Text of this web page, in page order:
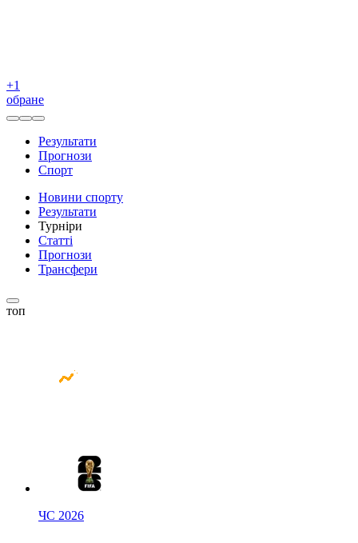
+1
обране
Результати
Прогнози
Спорт
Новини спорту
Результати
Турніри
Статті
Прогнози
Трансфери
топ
ЧС 2026